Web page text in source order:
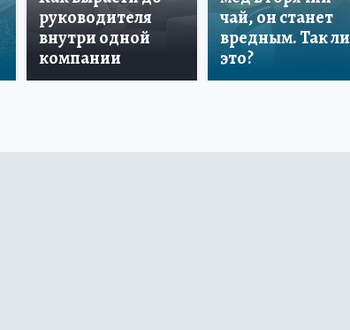
руководителя
внутри одной
компании
чай, он станет
вредным. Так ли
это?